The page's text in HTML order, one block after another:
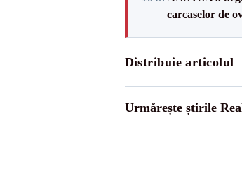
carcaselor de
Distribuie articolul
Urmărește știrile